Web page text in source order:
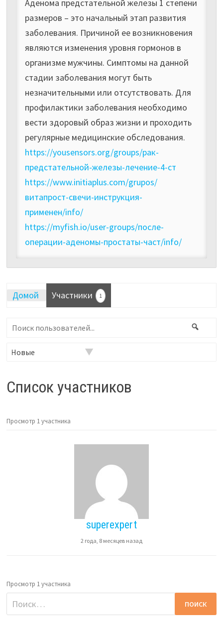
Аденома предстательной железы 1 степени
размеров – это начальный этап развития
заболевания. Причиной ее возникновения
являются изменения уровня гормонов в
организме мужчины. Симптомы на данной
стадии заболевания могут быть
незначительными или отсутствовать. Для
профилактики заболевания необходимо
вести здоровый образ жизни и проходить
регулярные медицинские обследования.
https://yousensors.org/groups/рак-
предстательной-железы-лечение-4-ст
https://www.initiaplus.com/grupos/
витапрост-свечи-инструкция-
применен/info/
https://myfish.io/user-groups/после-
операции-аденомы-простаты-част/info/
Домой Участники 1
Поиск
Список участников
Просмотр 1 участника
superexpert
2 года, 8 месяцев назад
Просмотр 1 участника
Найти: